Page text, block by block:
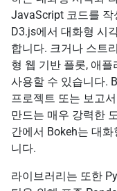
JavaScript 코드를 작
D3.js에서 대화형 시
합니다. 크거나 스트
형 웹 기반 플롯, 애
사용할 수 있습니다.
프로젝트 또는 보고
만드는 매우 강력한
간에서 Bokeh는 대
니다.
라이브러리는 또한